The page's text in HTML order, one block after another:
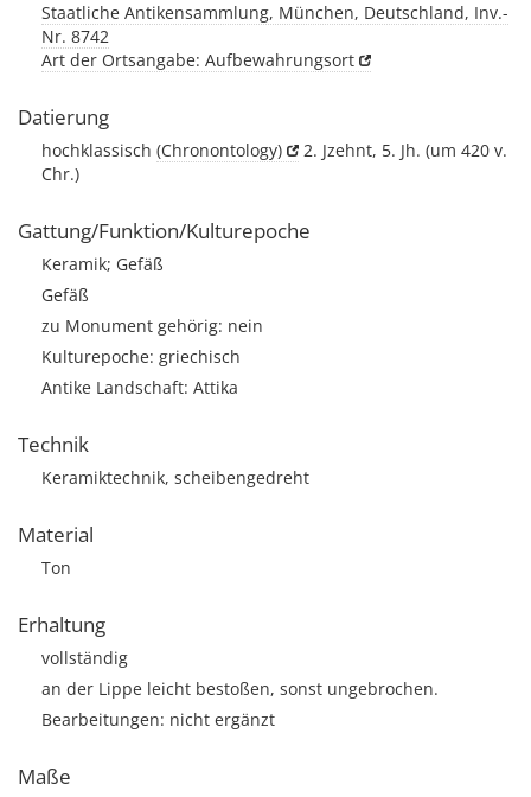
Staatliche Antikensammlung, München, Deutschland, Inv.-
Nr. 8742
Art der Ortsangabe: Aufbewahrungsort
Datierung
hochklassisch (Chronontology)
2. Jzehnt, 5. Jh. (um 420 v.
Chr.)
Gattung/Funktion/Kulturepoche
Keramik; Gefäß
Gefäß
zu Monument gehörig: nein
Kulturepoche: griechisch
Antike Landschaft: Attika
Technik
Keramiktechnik, scheibengedreht
Material
Ton
Erhaltung
vollständig
an der Lippe leicht bestoßen, sonst ungebrochen.
Bearbeitungen: nicht ergänzt
Maße